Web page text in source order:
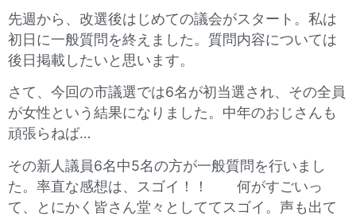
先週から、改選後はじめての議会がスタート。私は
初日に一般質問を終えました。質問内容については
後日掲載したいと思います。
さて、今回の市議選では6名が初当選され、その全員
が女性という結果になりました。中年のおじさんも
頑張らねば…
その新人議員6名中5名の方が一般質問を行いまし
た。率直な感想は、スゴイ！！ 何がすごいっ
て、とにかく皆さん堂々としててスゴイ。声も出て